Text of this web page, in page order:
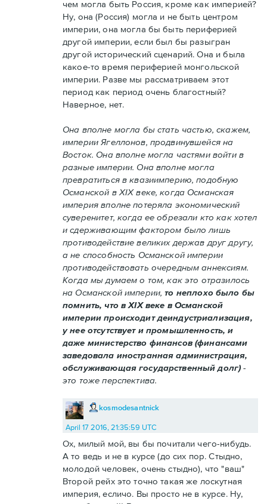
чем могла быть Россия, кроме как империей?
Ну, она (Россия) могла и не быть центром
империи, она могла бы быть периферией
другой империи, если был бы разыгран
другой исторический сценарий. Она и была
какое-то время периферией монгольской
империи. Разве мы рассматриваем этот
период как период очень благостный?
Наверное, нет.
Она вполне могла бы стать частью, скажем,
империи Ягеллонов, продвинувшейся на
Восток. Она вполне могла частями войти в
разные империи. Она вполне могла
превратиться в квазиимперию, подобную
Османской в XIX веке, когда Османская
империя вполне потеряла экономический
суверенитет, когда ее обрезали кто как хотел
и сдерживающим фактором было лишь
противодействие великих держав друг другу,
а не способность Османской империи
противодействовать очередным аннексиям.
Когда мы думаем о том, как это отразилось
на Османской империи,то неплохо было бы
помнить, что в XIX веке в Османской
империи происходит деиндустриализация,
у нее отсутствует и промышленность, и
даже министерство финансов (финансами
заведовала иностранная администрация,
обслуживающая государственный долг)-
это тоже перспектива.
kosmodesantnick
April 17 2016, 21:35:59 UTC
Ох, милый мой, вы бы почитали чего-нибудь.
А то ведь и не в курсе (до сих пор. Стыдно,
молодой человек, очень стыдно), что "ваш"
Второй рейх это точно такая же лоскутная
империя, есличо. Вы просто не в курсе. Ну,